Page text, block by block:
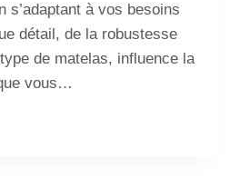
s’adaptant à vos besoins
détail, de la robustesse
de matelas, influence la
vous…